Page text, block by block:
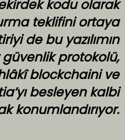
kodu olarak
teklifini ortaya
de bu yazılımın
protokolü,
blockchaini ve
besleyen kalbi
konumlandırıyor.